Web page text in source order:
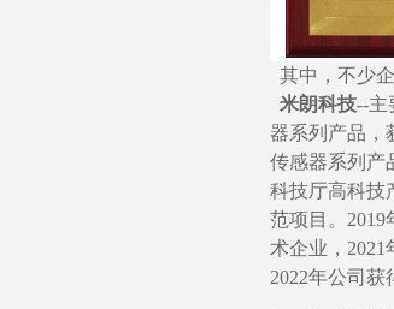
其中，不少
米朗科技--主
器系列产品，
传感器系列产
科技厅高科技
范项目 。 2019
术企业， 2021
2022年公司